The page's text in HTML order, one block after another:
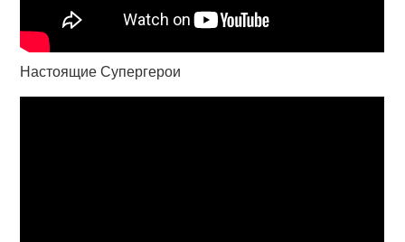
Настоящие Супергерои